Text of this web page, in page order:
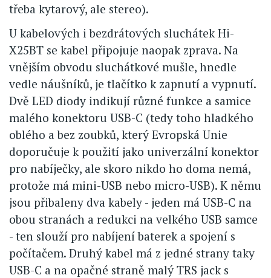
třeba kytarový, ale stereo).
U kabelových i bezdrátových sluchátek Hi-
X25BT se kabel připojuje naopak zprava. Na
vnějším obvodu sluchátkové mušle, hnedle
vedle náušníků, je tlačítko k zapnutí a vypnutí.
Dvě LED diody indikují různé funkce a samice
malého konektoru USB-C (tedy toho hladkého
oblého a bez zoubků, který Evropská Unie
doporučuje k použití jako univerzální konektor
pro nabíječky, ale skoro nikdo ho doma nemá,
protože má mini-USB nebo micro-USB). K němu
jsou přibaleny dva kabely - jeden má USB-C na
obou stranách a redukci na velkého USB samce
- ten slouží pro nabíjení baterek a spojení s
počítačem. Druhý kabel má z jedné strany taky
USB-C a na opačné straně malý TRS jack s